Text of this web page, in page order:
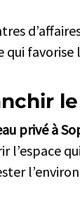
favorise
le
privé à
l’espace